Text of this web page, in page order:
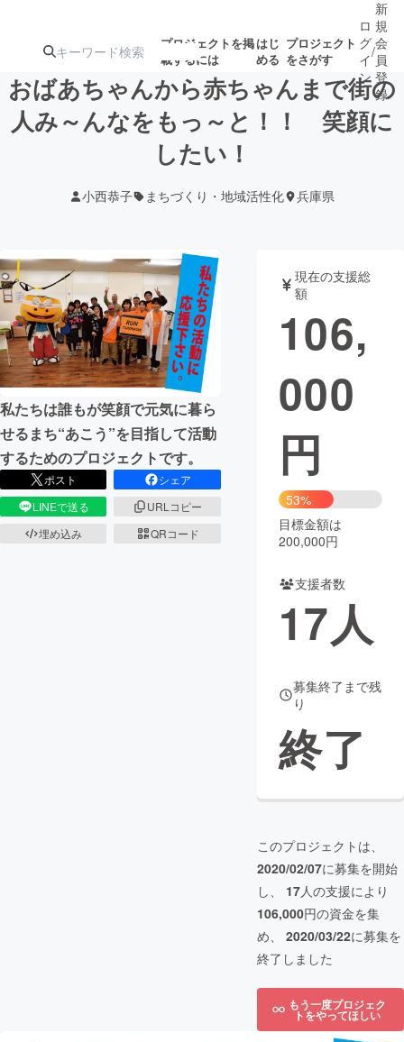
プロジェクトを掲
載するには
はじ
める
プロジェクト
をさがす
注目の新着プロ 募集終了が近いプ
テクノロジー・ガジェット
映像・映画 書籍・雑誌
ビジネス・起業 チャレンジ
まちづくり・地域活性化
CAMPFIRE for Social Good CAMPFIRE Creation
CAMPFIREふるさと納税
コミュニティ
ロ
グ
イ
ン
/
新
規
会
員
登
録
おばあちゃんから赤ちゃんまで街の
人み～んなをもっ～と！！ 笑顔に
したい！
小西恭子 まちづくり・地域活性化 兵庫県
私たちは誰もが笑顔で元気に暮ら
せるまち“あこう”を目指して活動
するためのプロジェクトです。
ポスト
シェア
LINEで送る
URLコピー
埋め込み
QRコード
現在の支援総
額
106,
000
円
53%
目標金額は
200,000円
支援者数
17人
募集終了まで残
り
終了
このプロジェクトは、
2020/02/07に募集を開始
し、 17人の支援により
106,000円の資金を集
め、 2020/03/22に募集を
終了しました
もう一度プロジェク
トをやってほしい